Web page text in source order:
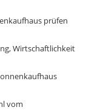
prüfen
Wirtschaftlichkeit
vom